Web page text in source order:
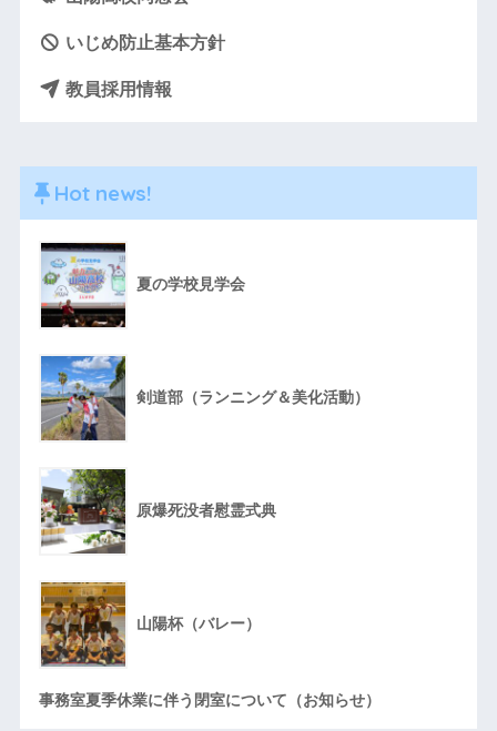
いじめ防止基本方針
教員採用情報
Hot news!
夏の学校見学会
剣道部（ランニング＆美化活動）
原爆死没者慰霊式典
山陽杯（バレー）
事務室夏季休業に伴う閉室について（お知らせ）